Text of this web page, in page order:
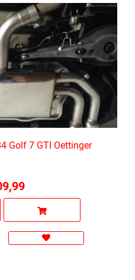
Golf 7 GTI Oettinger